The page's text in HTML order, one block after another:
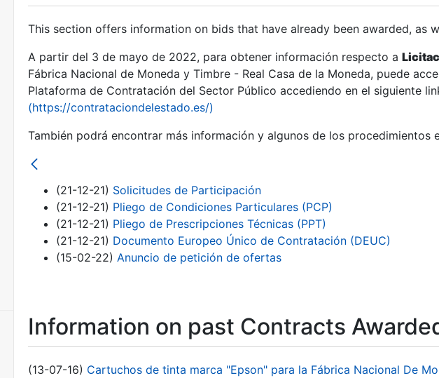
Show/Hide
Show/Hide
Show/Hide
Show/Hide
This section offers information on bids that have already been awarded, as
A partir del 3 de mayo de 2022, para obtener información respecto a
Fábrica Nacional de Moneda y Timbre - Real Casa de la Moneda, puede
Plataforma de Contratación del Sector Público accediendo en el siguiente
(https://contrataciondelestado.es/)
También podrá encontrar más información y algunos de los procedimientos
(21-12-21) Solicitudes de Participación
(21-12-21) Pliego de Condiciones Particulares (PCP)
(21-12-21) Pliego de Prescripciones Técnicas (PPT)
(21-12-21) Documento Europeo Único de Contratación (DEUC)
(15-02-22) Anuncio de petición de ofertas
Information on past Contracts
(13-07-16) Cartuchos de tinta marca "Epson" para la Fábrica Nacional De